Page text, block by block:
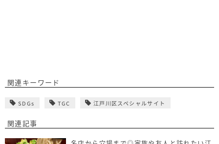
関連キーワード
SDGs TGC 江戸川区スペシャルサイト
関連記事